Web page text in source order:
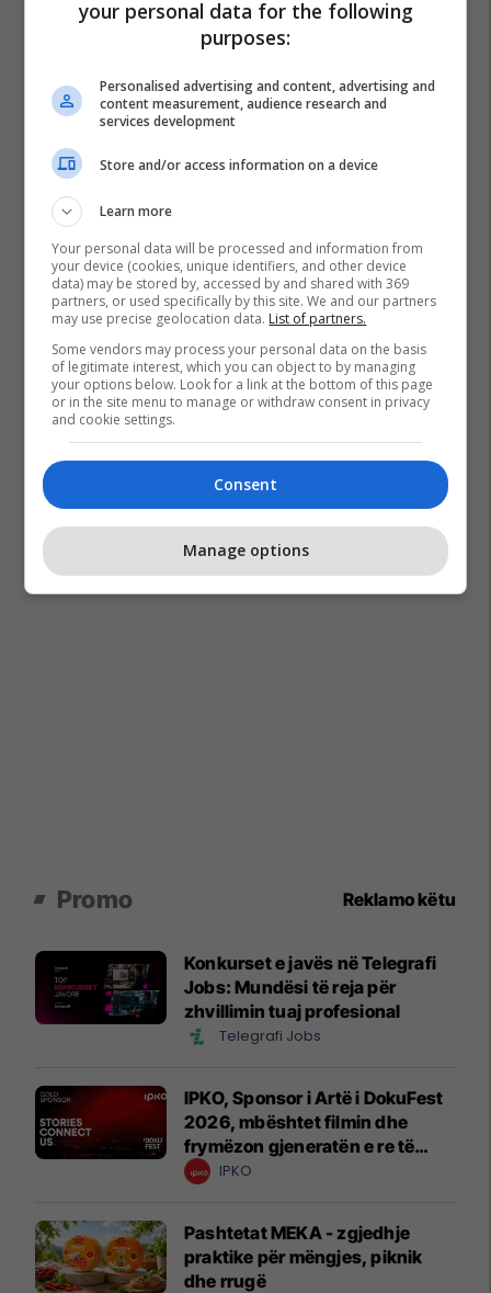
Kooperativa Reality Show
Promo Reklamo këtu
Konkurset e javës në Telegrafi
Jobs: Mundësi të reja për
zhvillimin tuaj profesional
Telegrafi Jobs
IPKO, Sponsor i Artë i DokuFest
2026, mbështet filmin dhe
frymëzon gjeneratën e re të
krijuesve
IPKO
Pashtetat MEKA - zgjedhje
praktike për mëngjes, piknik
dhe rrugë
your personal data for the following
purposes:
Personalised advertising and content, advertising and
content measurement, audience research and
services development
Store and/or access information on a device
Learn more
Your personal data will be processed and information from
your device (cookies, unique identifiers, and other device
data) may be stored by, accessed by and shared with 369
partners, or used specifically by this site. We and our partners
may use precise geolocation data. List of partners.
Some vendors may process your personal data on the basis
of legitimate interest, which you can object to by managing
your options below. Look for a link at the bottom of this page
or in the site menu to manage or withdraw consent in privacy
and cookie settings.
Consent
Manage options